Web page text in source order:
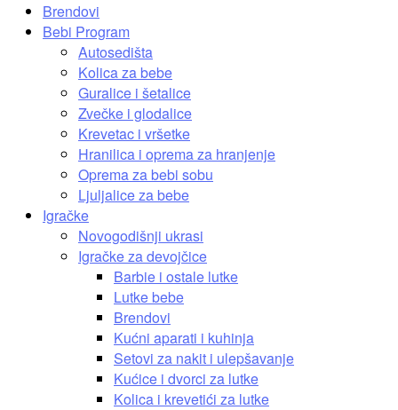
Brendovi
Bebi Program
Autosedišta
Kolica za bebe
Guralice i šetalice
Zvečke i glodalice
Krevetac i vršetke
Hranilica i oprema za hranjenje
Oprema za bebi sobu
Ljuljalice za bebe
Igračke
Novogodišnji ukrasi
Igračke za devojčice
Barbie i ostale lutke
Lutke bebe
Brendovi
Kućni aparati i kuhinja
Setovi za nakit i ulepšavanje
Kućice i dvorci za lutke
Kolica i krevetići za lutke